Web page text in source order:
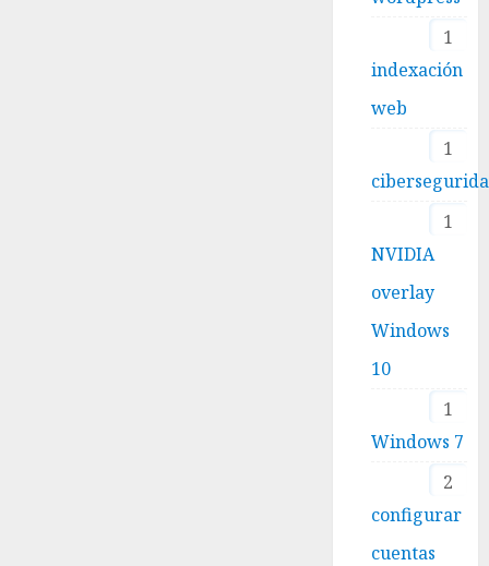
1
indexación
web
1
1
NVIDIA
overlay
Windows
10
1
Windows 7
2
configurar
cuentas